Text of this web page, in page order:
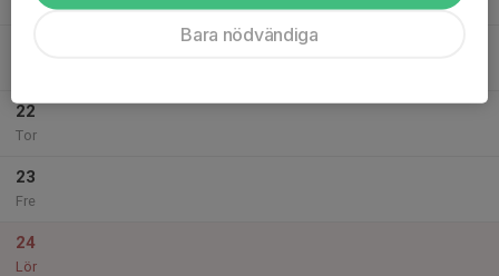
Tis
22
Tor
23
Fre
24
Lör
Bara nödvändiga